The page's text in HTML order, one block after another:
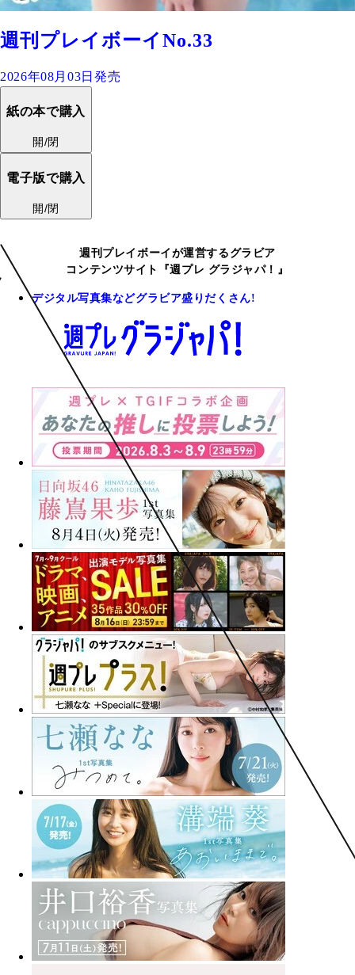
週刊プレイボーイNo.33
2026年08月03日発売
紙の本で購入
開/閉
電子版で購入
開/閉
週刊プレイボーイが運営するグラビア
コンテンツサイト『週プレ グラジャパ！』
デジタル写真集などグラビア盛りだくさん!